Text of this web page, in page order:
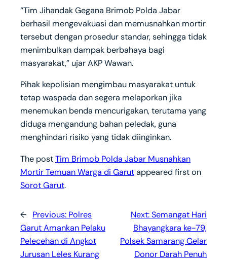
“Tim Jihandak Gegana Brimob Polda Jabar
berhasil mengevakuasi dan memusnahkan mortir
tersebut dengan prosedur standar, sehingga tidak
menimbulkan dampak berbahaya bagi
masyarakat,” ujar AKP Wawan.
Pihak kepolisian mengimbau masyarakat untuk
tetap waspada dan segera melaporkan jika
menemukan benda mencurigakan, terutama yang
diduga mengandung bahan peledak, guna
menghindari risiko yang tidak diinginkan.
The postTim Brimob Polda Jabar Musnahkan
Mortir Temuan Warga di Garutappeared first on
Sorot Garut.
← Previous: Polres
Garut Amankan Pelaku
Pelecehan di Angkot
Jurusan Leles Kurang
Next:Semangat Hari
Bhayangkara ke-79,
Polsek Samarang Gelar
Donor Darah Penuh